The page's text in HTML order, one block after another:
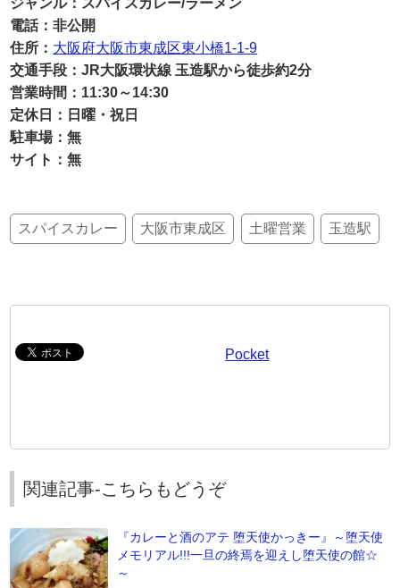
ジャンル：スパイスカレー/ラーメン
電話：非公開
住所： 大阪府大阪市東成区東小橋1-1-9
交通手段：JR大阪環状線 玉造駅から徒歩約2分
営業時間：11:30～14:30
定休日：日曜・祝日
駐車場：無
サイト：無
スパイスカレー 大阪市東成区 土曜営業 玉造駅
Pocket
関連記事-こちらもどうぞ
『カレーと酒のアテ 堕天使かっきー』～堕天使
メモリアル!!!一旦の終焉を迎えし堕天使の館☆
～